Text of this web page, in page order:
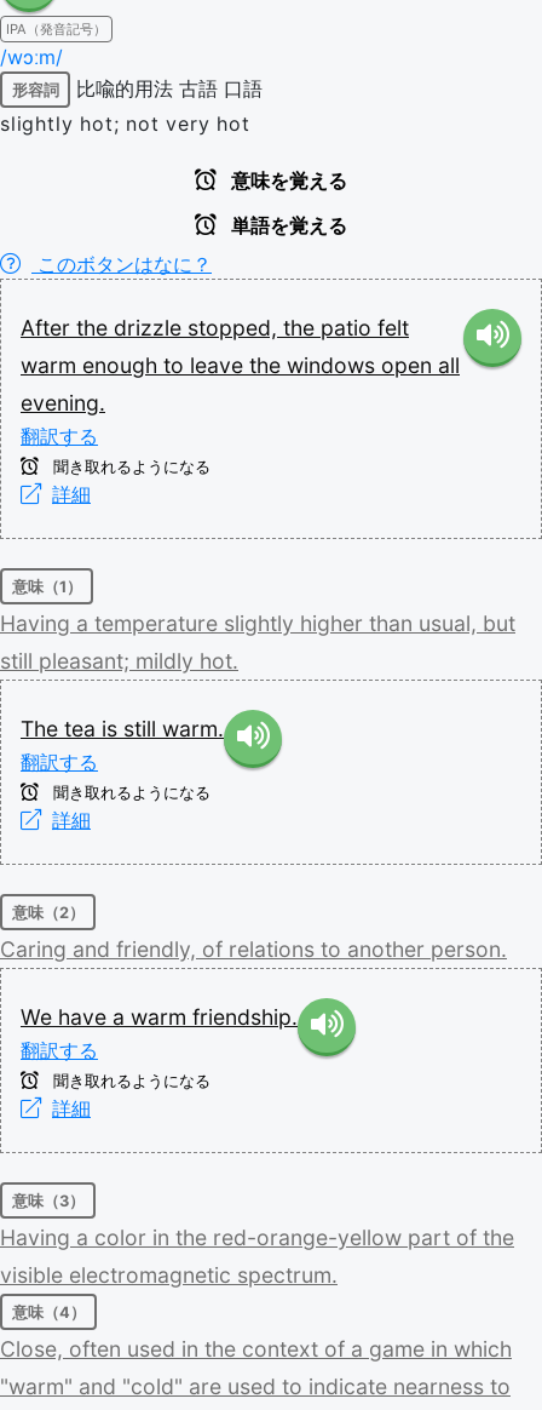
国）
(en-US)
語（イ
ギリ
IPA（発音記号）
/wɔːm/
形容詞 比喩的用法 古語 口語
slightly hot; not very hot
意味を覚える
単語を覚える
このボタンはなに？
After the drizzle stopped, the patio felt
warm enough to leave the windows open all
evening.
翻訳する
聞き取れるようになる
詳細
意味（1）
Having a temperature slightly higher than usual, but
still pleasant; mildly hot.
The tea is still warm.
翻訳する
聞き取れるようになる
詳細
意味（2）
Caring and friendly, of relations to another person.
We have a warm friendship.
翻訳する
聞き取れるようになる
詳細
意味（3）
Having a color in the red-orange-yellow part of the
visible electromagnetic spectrum.
意味（4）
Close, often used in the context of a game in which
"warm" and "cold" are used to indicate nearness to